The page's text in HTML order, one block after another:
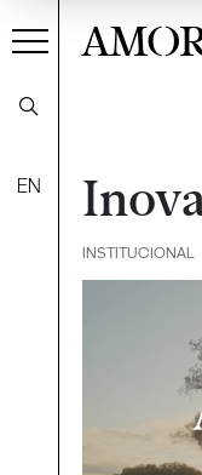
EN
INSTITUCIONAL